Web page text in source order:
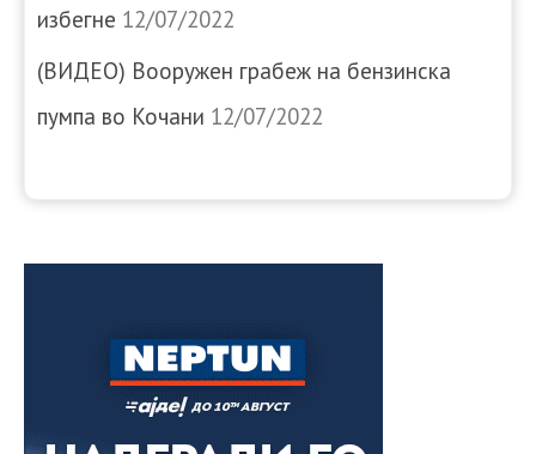
избегне 12/07/2022
(ВИДЕО) Вооружен грабеж на бензинска
пумпа во Кочани 12/07/2022